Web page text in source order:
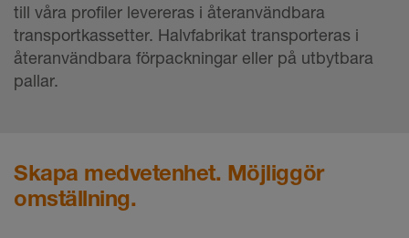
till våra profiler levereras i återanvändbara
transportkassetter. Halvfabrikat transporteras i
återanvändbara förpackningar eller på utbytbara
pallar.
Skapa medvetenhet. Möjliggör
omställning.